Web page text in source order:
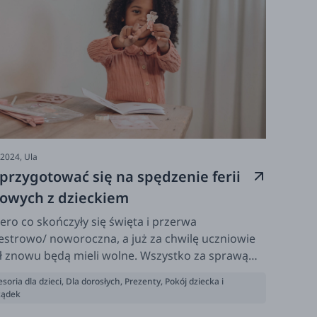
Ula
się na spędzenie ferii
z dzieckiem
co skończyły się święta i przerwa
noworoczna, a już za chwilę uczniowie
znowu będą mieli wolne. Wszystko za sprawą
najmłodszych począwszy, po te całkiem już duże.
dla dzieci, Dla dorosłych, Prezenty, Pokój dziecka i